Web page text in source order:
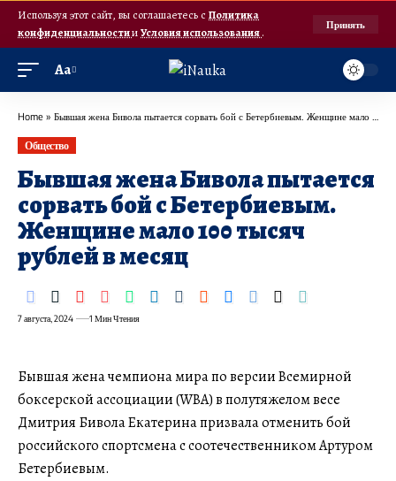
Используя этот сайт, вы соглашаетесь с Политика
конфиденциальностииУсловия использования.
Принять
Аа
Home » Бывшая жена Бивола пытается сорвать бой с Бетербиевым. Женщине мало 100 тысяч рублей в месяц
Общество
Бывшая жена Бивола пытается
сорвать бой с Бетербиевым.
Женщине мало 100 тысяч
рублей в месяц
7 августа, 2024 1 Мин Чтения
Бывшая жена чемпиона мира по версии Всемирной
боксерской ассоциации (WBA) в полутяжелом весе
Дмитрия Бивола Екатерина призвала отменить бой
российского спортсмена с соотечественником Артуром
Бетербиевым.